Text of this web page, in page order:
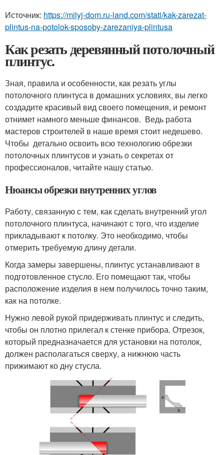
Источник: https://milyj-dom.ru-land.com/stati/kak-zarezat-
plintus-na-potolok-sposoby-zarezaniya-plintusa
Как резать деревянный потолочный
плинтус.
Зная, правила и особенности, как резать углы
потолочного плинтуса в домашних условиях, вы легко
создадите красивый вид своего помещения, и ремонт
отнимет намного меньше финансов. Ведь работа
мастеров строителей в наше время стоит недешево.
Чтобы детально освоить всю технологию обрезки
потолочных плинтусов и узнать о секретах от
профессионалов, читайте нашу статью.
Нюансы обрезки внутренних углов
Работу, связанную с тем, как сделать внутренний угол
потолочного плинтуса, начинают с того, что изделие
прикладывают к потолку. Это необходимо, чтобы
отмерить требуемую длину детали.
Когда замеры завершены, плинтус устанавливают в
подготовленное стусло. Его помещают так, чтобы
расположение изделия в нем получилось точно таким,
как на потолке.
Нужно левой рукой придерживать плинтус и следить,
чтобы он плотно прилегал к стенке прибора. Отрезок,
который предназначается для установки на потолок,
должен располагаться сверху, а нижнюю часть
прижимают ко дну стусла.